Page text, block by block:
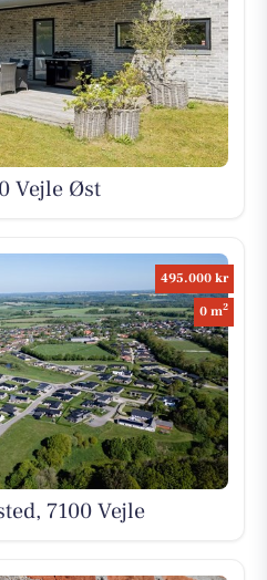
Vejle Øst
495.000 kr
0 m2
7100 Vejle